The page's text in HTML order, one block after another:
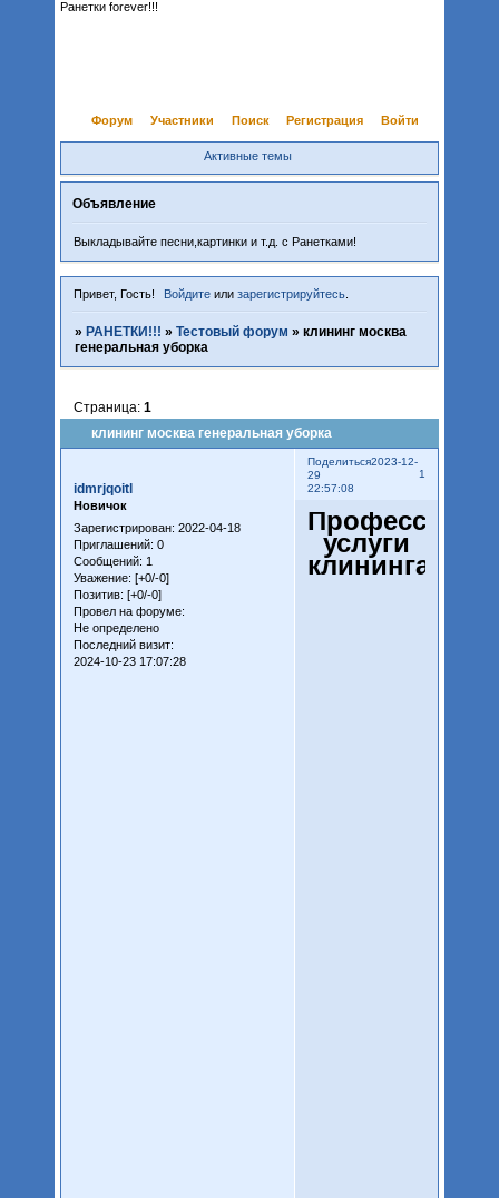
Ранетки forever!!!
Форум Участники Поиск Регистрация Войти
Активные темы
Объявление
Выкладывайте песни,картинки и т.д. с Ранетками!
Привет, Гость! Войдите илизарегистрируйтесь
» РАНЕТКИ!!! » Тестовый форум » клининг москва
генеральная уборка
клининг москва генеральная уборка
Страница: 1
Поделиться
1
2023-12-
29
22:57:08
idmrjqoitl
Новичок
Зарегистрирован: 2022-04-18
Приглашений: 0
Сообщений: 1
Уважение: [+0/-0]
Позитив: [+0/-0]
Провел на форуме:
Не определено
Последний визит:
2024-10-23 17:07:28
услуги
клининга